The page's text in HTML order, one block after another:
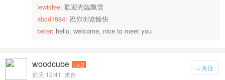
lewislee: 歡迎光臨飄雪
abcd1984: 祝你浏览愉快
beter: hello, welcome, nice to meet you
woodcube Lv.2
前天 12:41 来自
+ 关注